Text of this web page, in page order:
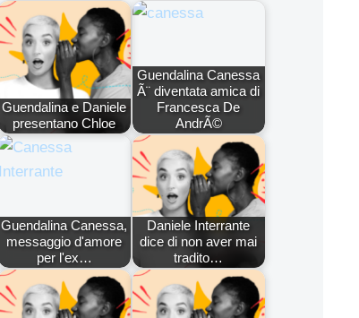
Guendalina e Daniele
presentano Chloe
Guendalina Canessa
Ã¨ diventata amica di
Francesca De
AndrÃ©
Guendalina Canessa,
messaggio d'amore
per l'ex…
Daniele Interrante
dice di non aver mai
tradito…